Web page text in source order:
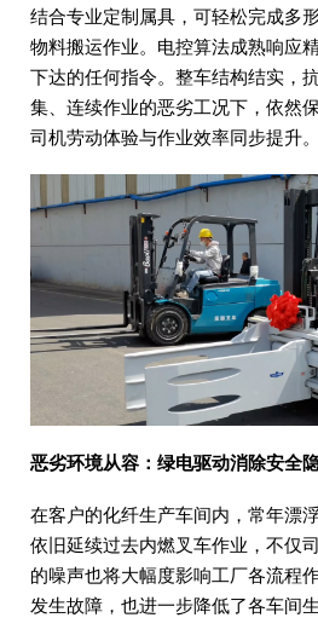
结合专业定制属具，可轻松完成多
物料搬运作业。电控算法成熟响应
下达的任何指令。整车结构结实，
集、连续作业的恶劣工况下，依然
司机劳动体验与作业效率同步提升。
恶劣环境从容：绿电驱动消除安全
在客户的化纤生产车间内，常年漂
依旧延续过去内燃叉车作业，不仅
的噪声也将大幅度影响工厂各流程
发生故障，也进一步降低了各车间生